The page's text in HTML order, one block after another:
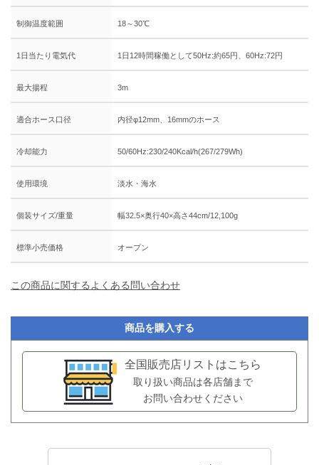
制御温度範囲 18～30℃
1日当たり電気代 1日12時間稼働として50Hz:約65円、60Hz:72円
最大揚程 3m
適合ホース口径 内径φ12mm、16mmのホース
冷却能力 50/60Hz:230/240Kcal/h(267/279Wh)
使用環境 淡水・海水
個装サイズ/重量 幅32.5×奥行40×高さ44cm/12,100g
標準小売価格 オープン
この商品に関するよくある問い合わせ
商品を購入する
全国販売店リストはこちら
取り扱い商品は各店舗まで
お問い合わせください